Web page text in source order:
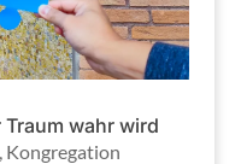
wahr wird
Kongregation